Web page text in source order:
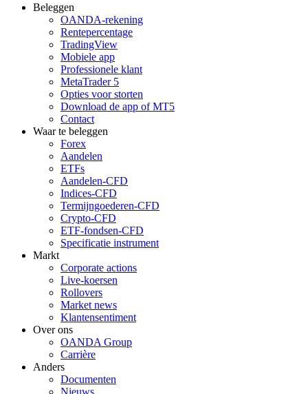
Beleggen
OANDA-rekening
Rentepercentage
TradingView
Mobiele app
Professionele klant
MetaTrader 5
Opties voor storten
Download de app of MT5
Contact
Waar te beleggen
Forex
Aandelen
ETFs
Aandelen-CFD
Indices-CFD
Termijngoederen-CFD
Crypto-CFD
ETF-fondsen-CFD
Specificatie instrument
Markt
Corporate actions
Live-koersen
Rollovers
Market news
Klantensentiment
Over ons
OANDA Group
Carrière
Anders
Documenten
Nieuws